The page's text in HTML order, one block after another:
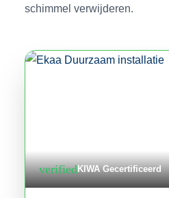
schimmel verwijderen.
verifiedKIWA Gecertificeerd